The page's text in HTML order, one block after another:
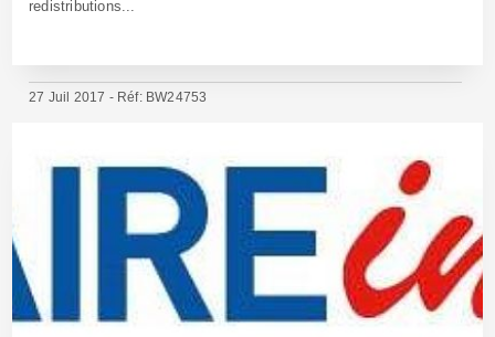
redistributions...
27 Juil 2017 - Réf: BW24753